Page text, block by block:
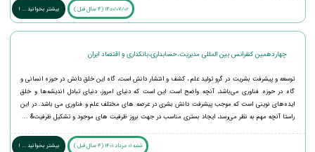
1400/07/02 (4 سال قبل ) بیشتر بخوانید ... !
چهاردهمین کنفرانس بین المللی مدیریت،حسابداری،بانکداری و اقتصاد ایران
توسعه و پیشرفت بشریت در گرو تولید علم ، کشف و انتشار دانش است، گاه این خلق دانش در حوزه انسانی و
گاه در حوزه فناوری می‌باشد، آنچه واضح است این است که دنیای امروز، دنیای تبادل اندیشه‌ها و خلق
ایده‌های نوینی است که موجب پیشرفت دانش بشری در عرصه های مختلف علم و فناوری می باشد. در این
راستا آنچه مهم به نظر می‌رسد، ایجاد بستری مناسب در جهت بروز ظرفیت های موجود و تشکیل ظرفیت& ...
شنبه 01 مرداد 1401 (4 سال قبل ) بیشتر بخوانید ... !